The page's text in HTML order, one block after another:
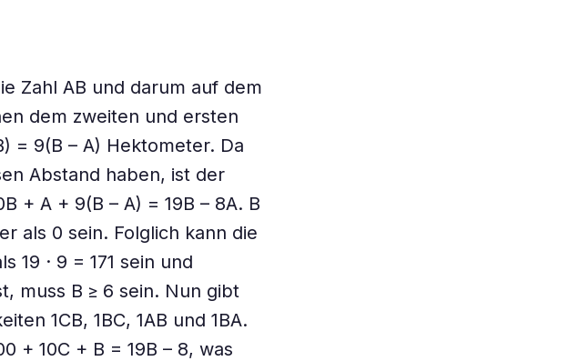
Zahl AB und darum auf dem
dem zweiten und ersten
= 9(B – A) Hektometer. Da
Abstand haben, ist der
+ A + 9(B – A) = 19B – 8A. B
als 0 sein. Folglich kann die
19 · 9 = 171 sein und
muss B ≥ 6 sein. Nun gibt
1CB, 1BC, 1AB und 1BA.
+ 10C + B = 19B – 8, was